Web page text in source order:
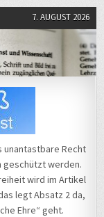
7. AUGUST 2026
unantastbare Recht
geschützt werden.
wird im Artikel
legt Absatz 2 da,
Ehre“ geht.